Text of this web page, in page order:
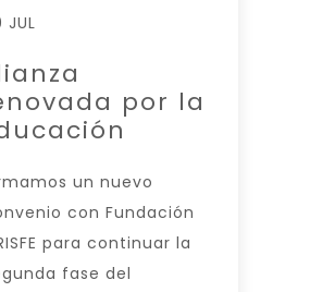
JUL
por la
un nuevo
con Fundación
para continuar la
fase del